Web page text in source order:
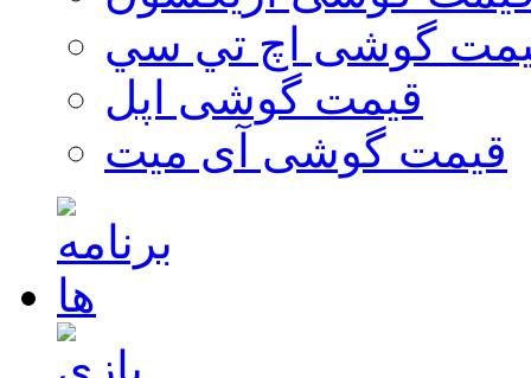
گوشی اچ تي سي
قیمت گوشی اپل
قیمت گوشی آی میت